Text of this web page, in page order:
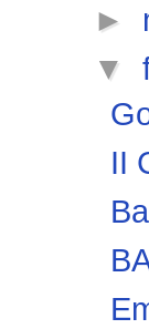
►
▼
II